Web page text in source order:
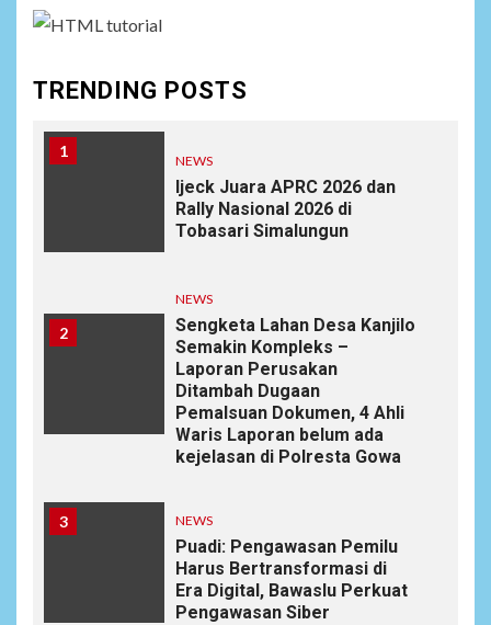
TRENDING POSTS
1
NEWS
Ijeck Juara APRC 2026 dan
Rally Nasional 2026 di
Tobasari Simalungun
2
NEWS
Sengketa Lahan Desa Kanjilo
Semakin Kompleks –
Laporan Perusakan
Ditambah Dugaan
Pemalsuan Dokumen, 4 Ahli
Waris Laporan belum ada
kejelasan di Polresta Gowa
3 NEWS
Puadi: Pengawasan Pemilu
Harus Bertransformasi di
Era Digital, Bawaslu Perkuat
Pengawasan Siber